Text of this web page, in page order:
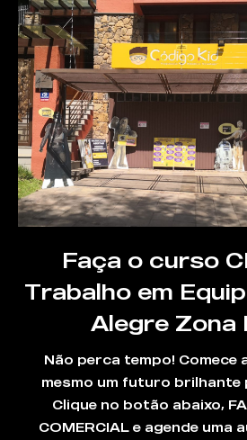
Faça o curso
Trabalho em
Alegre Zona
Não perca tempo! Comece
mesmo um futuro brilhante
Clique no botão abaixo,
COMERCIAL e agende uma